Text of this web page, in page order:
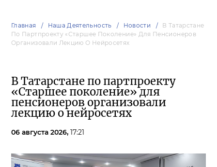
Главная Наша Деятельность Новости
В Татарстане
По Партпроекту «Старшее Поколение» Для Пенсионеров
Организовали Лекцию О Нейросетях
В Татарстане по партпроекту
«Старшее поколение» для
пенсионеров организовали
лекцию о нейросетях
06 августа 2026, 17:21